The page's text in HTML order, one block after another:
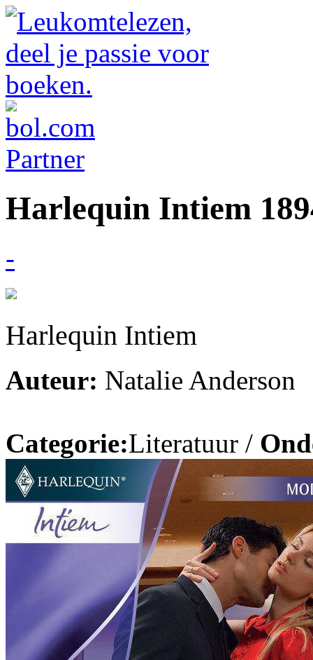
Harlequin Intiem
-
Harlequin Intiem
Auteur: Natalie Anderson
Categorie:Literatuur /